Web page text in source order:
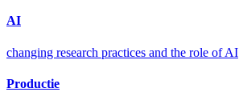
AI
changing research practices and the role of AI
Productie